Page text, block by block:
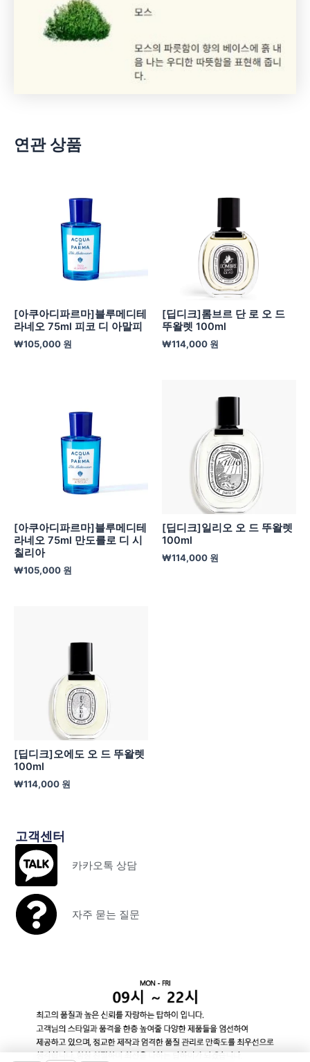
연관 상품
[아쿠아디파르마]블루메디테
라네오 75ml 피코 디 아말피
₩105,000 원
[딥디크]롬브르 단 로 오 드
뚜왈렛 100ml
₩114,000 원
[아쿠아디파르마]블루메디테
라네오 75ml 만도를로 디 시
칠리아
₩105,000 원
[딥디크]일리오 오 드 뚜왈렛
100ml
₩114,000 원
[딥디크]오에도 오 드 뚜왈렛
100ml
₩114,000 원
고객센터
카카오톡 상담
자주 묻는 질문